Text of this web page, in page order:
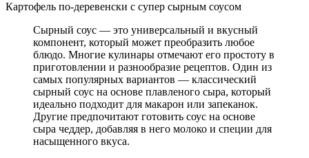
Картофель по-деревенски с супер сырным соусом
Сырный соус — это универсальный и вкусный
компонент, который может преобразить любое
блюдо. Многие кулинары отмечают его простоту в
приготовлении и разнообразие рецептов. Один из
самых популярных вариантов — классический
сырный соус на основе плавленого сыра, который
идеально подходит для макарон или запеканок.
Другие предпочитают готовить соус на основе
сыра чеддер, добавляя в него молоко и специи для
насыщенного вкуса.